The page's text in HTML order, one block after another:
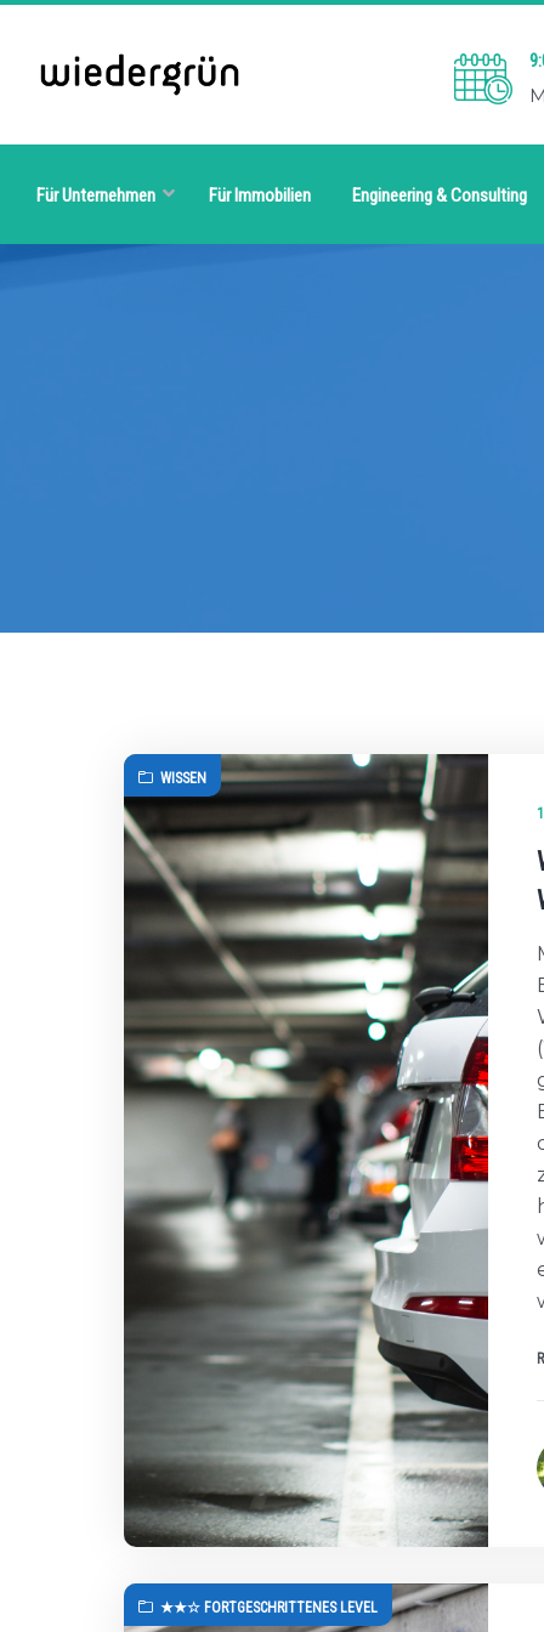
Für Unternehmen Für Immobilien Engineering & Consulting
WISSEN
★★☆ FORTGESCHRITTENES LEVEL